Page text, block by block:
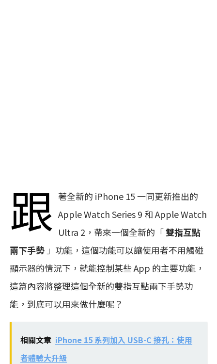
跟 著全新的 iPhone 15 一同更新推出的
Apple Watch Series 9 和 Apple Watch
Ultra 2，帶來一個全新的「雙指互點
兩下手勢 」功能，這個功能可以讓使用者不用觸碰
顯示器的情況下，就能控制某些 App 的主要功能，
這篇內容將整理這個全新的雙指互點兩下手勢功
能，到底可以用來做什麼呢？
相關文章 iPhone 15 系列加入 USB-C 接孔：使用
者體驗大升級